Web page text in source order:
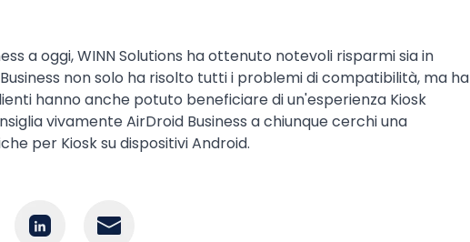
a oggi, WINN Solutions ha ottenuto notevoli risparmi sia in
non solo ha risolto tutti i problemi di compatibilità, ma ha
hanno anche potuto beneficiare di un'esperienza Kiosk
vivamente AirDroid Business a chiunque cerchi una
per Kiosk su dispositivi Android.